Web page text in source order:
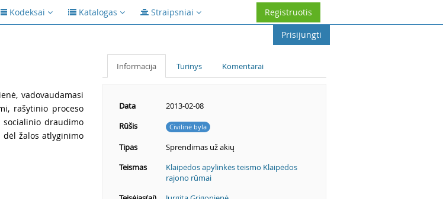
Kodeksai Katalogas Straipsniai
Registruotis
Prisijungti
vadovaudamasi
rašytinio proceso
socialinio draudimo
dėl žalos atlyginimo
Informacija Turinys Komentarai
Data
2013-02-08
Rūšis
Civilinė byla
Tipas
Sprendimas už akių
Teismas
Klaipėdos apylinkės teismo Klaipėdos
rajono rūmai